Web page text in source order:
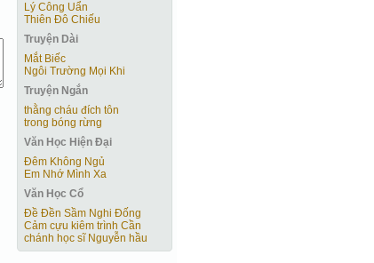
Lý Công Uẩn
Thiên Đô Chiếu
Truyện Dài
Mắt Biếc
Ngôi Trường Mọi Khi
Truyện Ngắn
thằng cháu đích tôn
trong bóng rừng
Văn Học Hiện Ðại
Đêm Không Ngủ
Em Nhớ Mình Xa
Văn Học Cổ
Đề Đền Sầm Nghi Đống
Cảm cựu kiêm trình Cần
chánh học sĩ Nguyễn hầu